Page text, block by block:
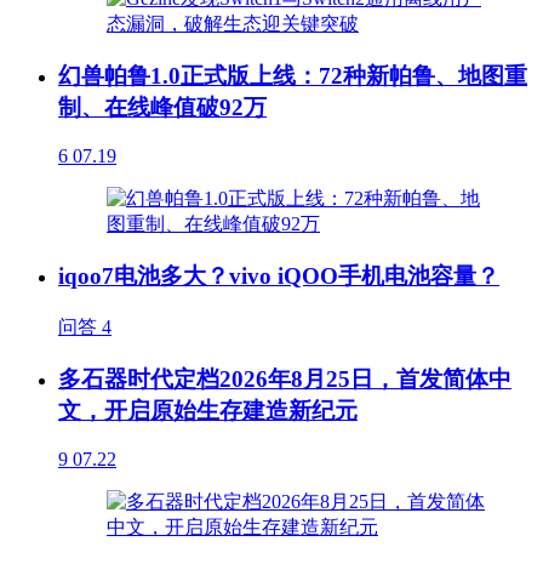
幻兽帕鲁1.0正式版上线：72种新帕鲁、地图重
制、在线峰值破92万
6 07.19
iqoo7电池多大？vivo iQOO手机电池容量？
问答 4
多石器时代定档2026年8月25日，首发简体中
文，开启原始生存建造新纪元
9 07.22